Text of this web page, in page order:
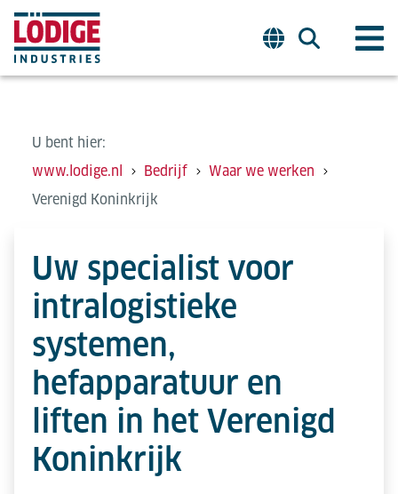
U bent hier:
www.lodige.nl
Bedrijf
Waar we werken
Verenigd Koninkrijk
Uw specialist voor
intralogistieke
systemen,
hefapparatuur en
liften in het Verenigd
Koninkrijk